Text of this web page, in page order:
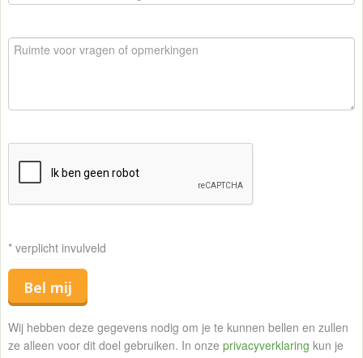
* verplicht invulveld
Bel mij
Wij hebben deze gegevens nodig om je te kunnen bellen en zullen
ze alleen voor dit doel gebruiken. In onze privacyverklaring kun je